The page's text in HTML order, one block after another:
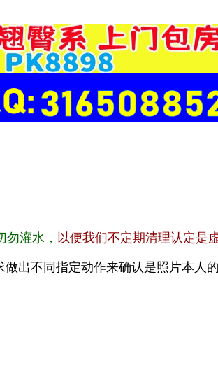
灌水， 以便我们不定期清理认定是
出不同指定动作来确认是照片本人